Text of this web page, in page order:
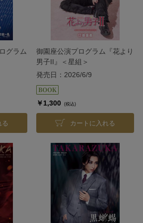
グラム
る
御園座公演プログラム『花より
男子II』＜星組＞
発売日：2026/6/9
￥1,300 (税込)
カートに入れる